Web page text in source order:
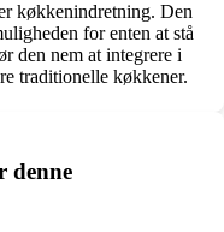
køkkenindretning. Den
for enten at stå
den nem at integrere i
traditionelle køkkener.
denne